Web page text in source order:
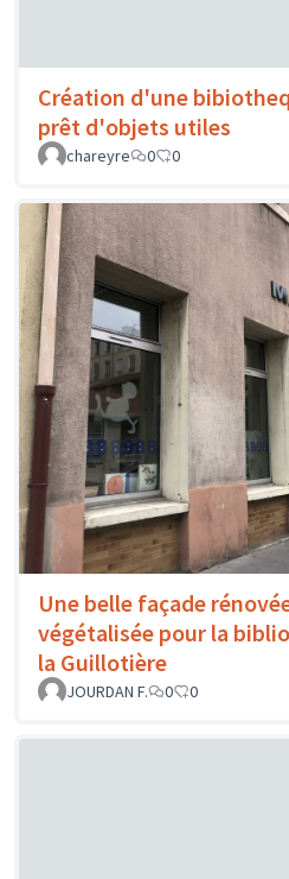
Création d'une
prêt d'objets utiles
chareyre
0 0
Une belle façade
végétalisée pour la
la Guillotière
JOURDAN F. 0 0